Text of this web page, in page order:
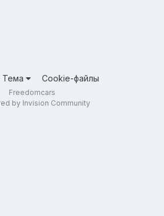
Тема Cookie-файлы
Freedomcars
by Invision Community